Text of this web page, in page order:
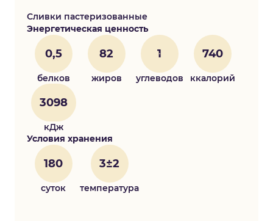
Сливки пастеризованные
Энергетическая ценность
0,5
белков
82
жиров
1
углеводов
740
ккалорий
3098
кДж
Условия хранения
180
суток
3±2
температура